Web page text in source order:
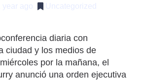
1 year ago Uncategorized
diaria con
ciudad y los medios de
por la mañana, el
anunció una orden ejecutiva